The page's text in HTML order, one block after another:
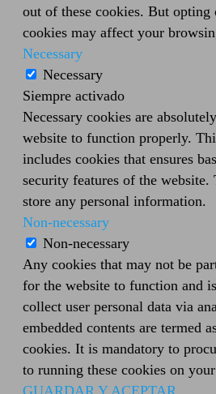
out of these cookies. But opting
cookies may affect your
Necessary
Necessary
Siempre activado
Necessary cookies are
website to function properly.
includes cookies that ensures
security features of the website.
store any personal information.
Non-necessary
Non-necessary
Any cookies that may not be
for the website to function and
collect user personal data via
embedded contents are termed
cookies. It is mandatory to
to running these cookies on